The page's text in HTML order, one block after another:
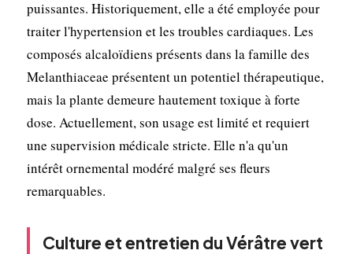
puissantes. Historiquement, elle a été employée pour
traiter l'hypertension et les troubles cardiaques. Les
composés alcaloïdiens présents dans la famille des
Melanthiaceae présentent un potentiel thérapeutique,
mais la plante demeure hautement toxique à forte
dose. Actuellement, son usage est limité et requiert
une supervision médicale stricte. Elle n'a qu'un
intérêt ornemental modéré malgré ses fleurs
remarquables.
Culture et entretien du Vérâtre vert